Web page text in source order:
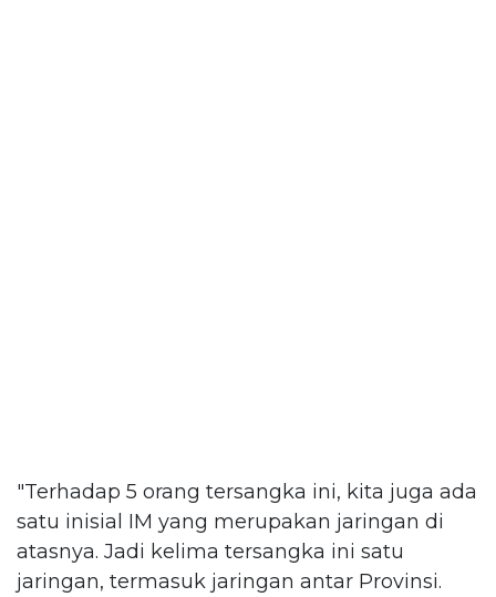
"Terhadap 5 orang tersangka ini, kita juga ada
satu inisial IM yang merupakan jaringan di
atasnya. Jadi kelima tersangka ini satu
jaringan, termasuk jaringan antar Provinsi.